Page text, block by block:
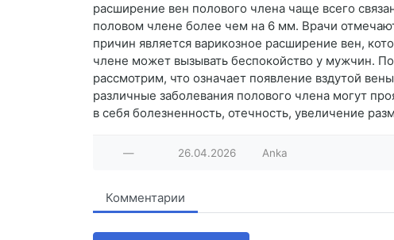
расширение вен полового члена чаще всего
половом члене более чем на 6 мм. Врачи
причин является варикозное расширение вен,
члене может вызывать беспокойство у мужчин.
рассмотрим, что означает появление вздутой
различные заболевания полового члена могут
в себя болезненность, отечность, увеличение
— 26.04.2026 Anka
Комментарии